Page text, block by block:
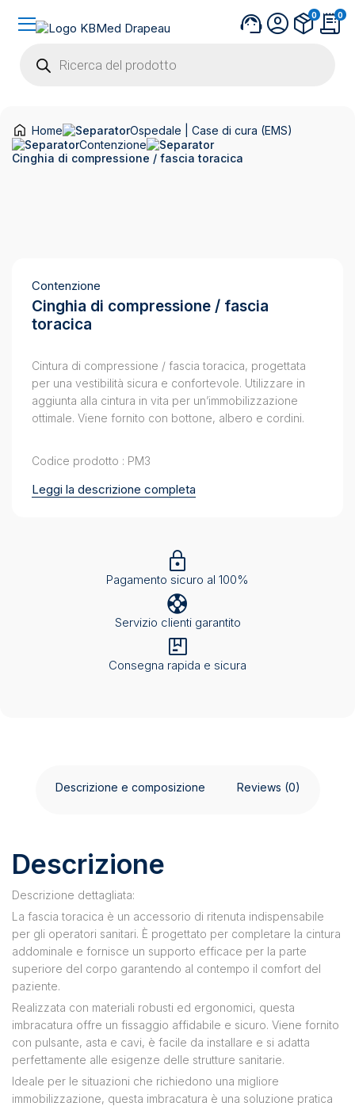
search
0 0
Home
Ospedale | Case di cura (EMS)
Contenzione
Cinghia di compressione / fascia toracica
Contenzione
Cinghia di compressione / fascia
toracica
Cintura di compressione / fascia toracica, progettata
per una vestibilità sicura e confortevole. Utilizzare in
aggiunta alla cintura in vita per un’immobilizzazione
ottimale. Viene fornito con bottone, albero e cordini.
Codice prodotto : PM3
Leggi la descrizione completa
Pagamento sicuro al 100%
Servizio clienti garantito
Consegna rapida e sicura
Descrizione e composizione Reviews (0)
Descrizione
Descrizione dettagliata:
La fascia toracica è un accessorio di ritenuta indispensabile
per gli operatori sanitari. È progettato per completare la cintura
addominale e fornisce un supporto efficace per la parte
superiore del corpo garantendo al contempo il comfort del
paziente.
Realizzata con materiali robusti ed ergonomici, questa
imbracatura offre un fissaggio affidabile e sicuro. Viene fornito
con pulsante, asta e cavi, è facile da installare e si adatta
perfettamente alle esigenze delle strutture sanitarie.
Ideale per le situazioni che richiedono una migliore
immobilizzazione, questa imbracatura è una soluzione pratica